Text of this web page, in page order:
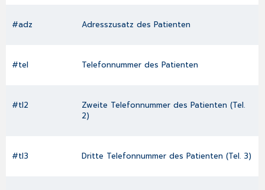
#adz Adresszusatz des Patienten
#tel Telefonnummer des Patienten
#tl2
Zweite Telefonnummer des Patienten (Tel.
2)
#tl3 Dritte Telefonnummer des Patienten (Tel. 3)